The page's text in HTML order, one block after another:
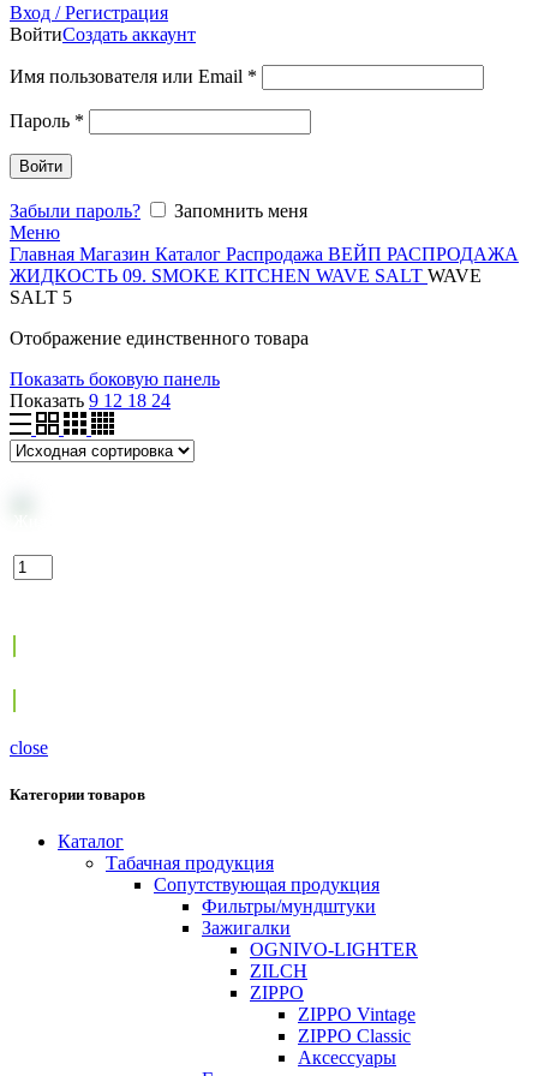
Вход / Регистрация
ВойтиСоздать аккаунт
Имя пользователя или Email *
Пароль *
Войти
Забыли пароль?
Запомнить меня
Меню
Главная Магазин Каталог Распродажа ВЕЙП РАСПРОДАЖА
ЖИДКОСТЬ 09. SMOKE KITCHEN WAVE SALT WAVE
SALT 5
Отображение единственного товара
Показать боковую панель
Показать 9 12 18 24
close
Категории товаров
Каталог
Табачная продукция
Сопутствующая продукция
Фильтры/мундштуки
Зажигалки
OGNIVO-LIGHTER
ZILCH
ZIPPO
ZIPPO Vintage
ZIPPO Classic
Аксессуары